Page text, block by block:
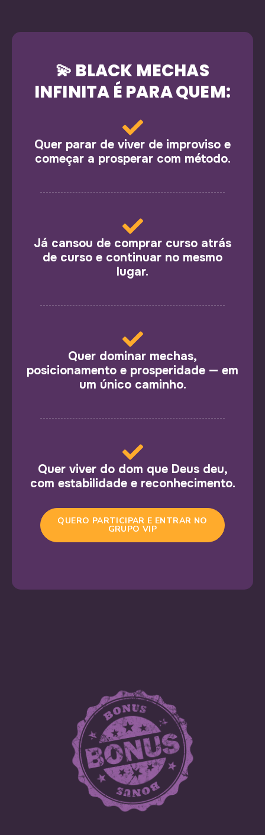
💫 BLACK MECHAS
INFINITA É PARA QUEM:
Quer parar de viver de improviso e
começar a prosperar com método.
Já cansou de comprar curso atrás
de curso e continuar no mesmo
lugar.
Quer dominar mechas,
posicionamento e prosperidade — em
um único caminho.
Quer viver do dom que Deus deu,
com estabilidade e reconhecimento.
QUERO PARTICIPAR E ENTRAR NO
GRUPO VIP